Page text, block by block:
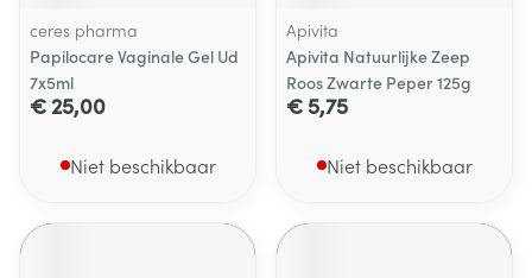
ceres pharma
Papilocare Vaginale Gel Ud
7x5ml
€ 25,00
Niet beschikbaar
Apivita
Apivita Natuurlijke Zeep
Roos Zwarte Peper 125g
€ 5,75
Niet beschikbaar